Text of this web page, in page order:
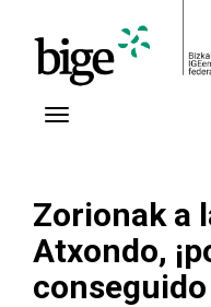
Zorionak a
Atxondo,